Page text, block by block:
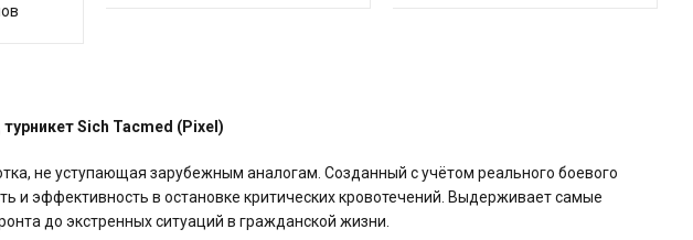
Sich Tacmed (Pixel)
не уступающая зарубежным аналогам. Созданный с учётом реального боевого
и эффективность в остановке критических кровотечений. Выдерживает самые
до экстренных ситуаций в гражданской жизни.